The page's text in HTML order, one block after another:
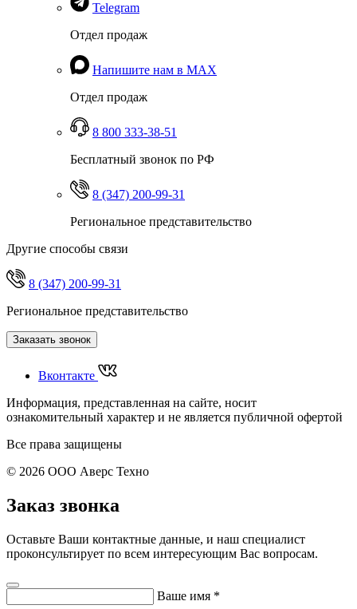
Telegram
Отдел продаж
Напишите нам в MAX
Отдел продаж
8 800 333-38-51
Бесплатный звонок по РФ
8 (347) 200-99-31
Региональное представительство
Другие способы связи
8 (347) 200-99-31
Региональное представительство
Заказать звонок
Вконтакте
Информация, представленная на сайте, носит
ознакомительный характер и не является публичной офертой
Все права защищены
© 2026 ООО Аверс Техно
Заказ звонка
Оставьте Ваши контактные данные, и наш специалист
проконсультирует по всем интересующим Вас вопросам.
Ваше имя *